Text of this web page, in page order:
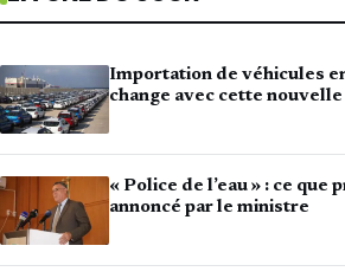
Importation de véhicules
change avec cette
« Police de l’eau » : ce
annoncé par le ministre